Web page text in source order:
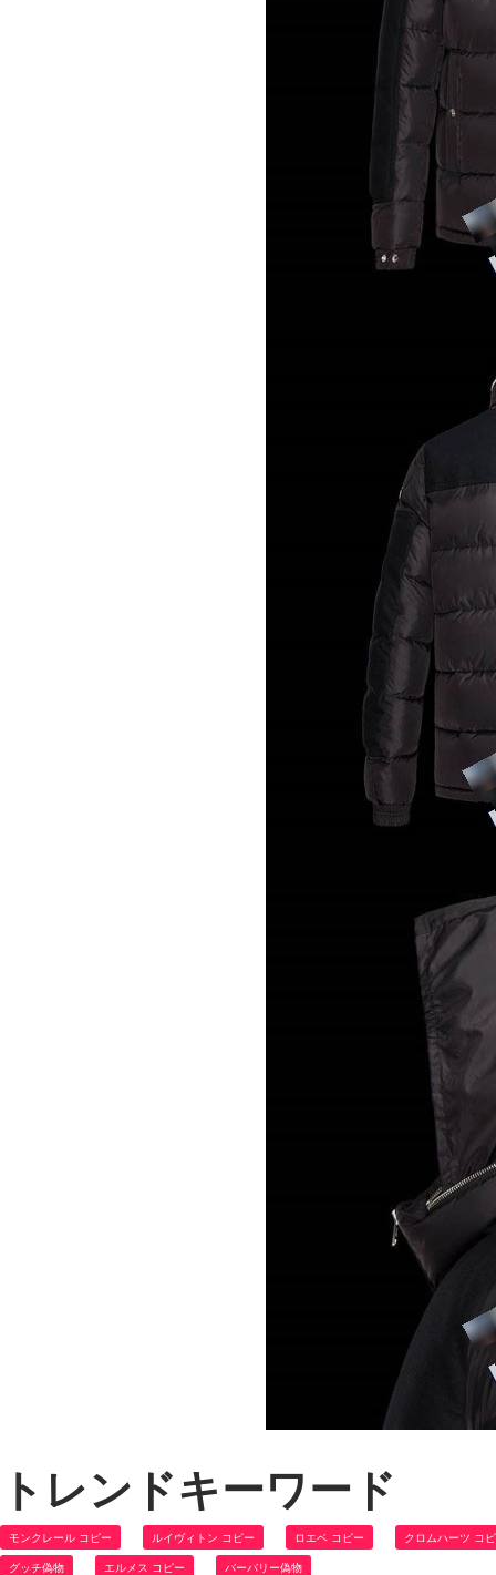
トレンドキーワード
モンクレール コピー ルイヴィトン コピー ロエベ コピー クロムハーツ コ
グッチ偽物 エルメス コピー バーバリー偽物